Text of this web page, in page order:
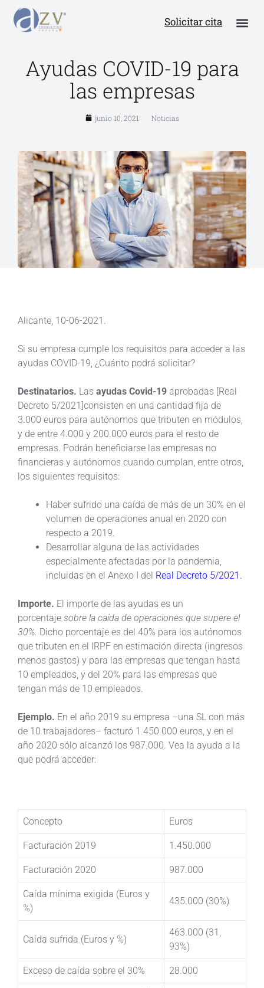
Solicitar cita
Ayudas COVID-19 para
las empresas
junio 10, 2021 Noticias
Alicante, 10-06-2021.
Si su empresa cumple los requisitos para acceder a las
ayudas COVID-19, ¿Cuánto podrá solicitar?
Destinatarios. Las ayudas Covid-19 aprobadas [Real
Decreto 5/2021]consisten en una cantidad fija de
3.000 euros para autónomos que tributen en módulos,
y de entre 4.000 y 200.000 euros para el resto de
empresas. Podrán beneficiarse las empresas no
financieras y autónomos cuando cumplan, entre otros,
los siguientes requisitos:
Haber sufrido una caída de más de un 30% en el
volumen de operaciones anual en 2020 con
respecto a 2019.
Desarrollar alguna de las actividades
especialmente afectadas por la pandemia,
incluidas en el Anexo I del Real Decreto 5/2021.
Importe. El importe de las ayudas es un
porcentaje sobre la caída de operaciones que supere el
30%. Dicho porcentaje es del 40% para los autónomos
que tributen en el IRPF en estimación directa (ingresos
menos gastos) y para las empresas que tengan hasta
10 empleados, y del 20% para las empresas que
tengan más de 10 empleados.
Ejemplo. En el año 2019 su empresa –una SL con más
de 10 trabajadores– facturó 1.450.000 euros, y en el
año 2020 sólo alcanzó los 987.000. Vea la ayuda a la
que podrá acceder:
Concepto Euros
Facturación 2019 1.450.000
Facturación 2020 987.000
Caída mínima exigida (Euros y
%)
435.000 (30%)
Caída sufrida (Euros y %)
463.000 (31,
93%)
Exceso de caída sobre el 30% 28.000